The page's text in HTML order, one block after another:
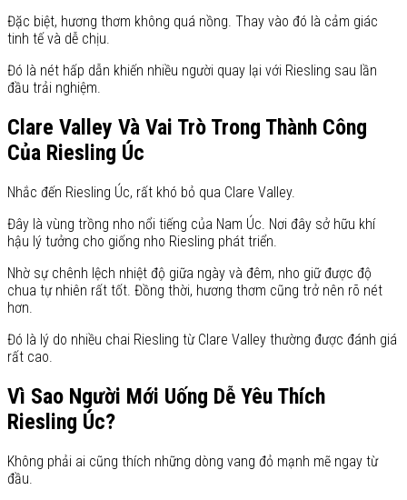
Đặc biệt, hương thơm không quá nồng. Thay vào đó là cảm giác
tinh tế và dễ chịu.
Đó là nét hấp dẫn khiến nhiều người quay lại với Riesling sau lần
đầu trải nghiệm.
Clare Valley Và Vai Trò Trong Thành Công
Của Riesling Úc
Nhắc đến Riesling Úc, rất khó bỏ qua Clare Valley.
Đây là vùng trồng nho nổi tiếng của Nam Úc. Nơi đây sở hữu khí
hậu lý tưởng cho giống nho Riesling phát triển.
Nhờ sự chênh lệch nhiệt độ giữa ngày và đêm, nho giữ được độ
chua tự nhiên rất tốt. Đồng thời, hương thơm cũng trở nên rõ nét
hơn.
Đó là lý do nhiều chai Riesling từ Clare Valley thường được đánh giá
rất cao.
Vì Sao Người Mới Uống Dễ Yêu Thích
Riesling Úc?
Không phải ai cũng thích những dòng vang đỏ mạnh mẽ ngay từ
đầu.